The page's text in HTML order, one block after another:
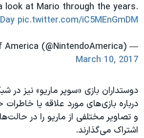
look at Mario through the years.
pic.twitter.com/iC5MEnGmDM
— Nintendo of America (@NintendoAmerica)
March 10, 2017
دوستداران بازی «سوپر ماریو» نیز در
درباره بازی‌های مورد علاقه یا
و تصاویر مختلفی از ماریو را در
اشتراک می‌‎گذارند.